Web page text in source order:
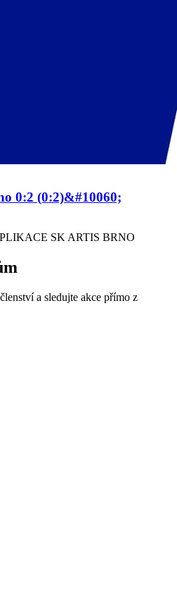
0:2 (0:2)&#10060;
SK ARTIS BRNO
a sledujte akce přímo z